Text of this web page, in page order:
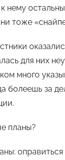
нему
тоже
для них
много
болеешь за
планы?